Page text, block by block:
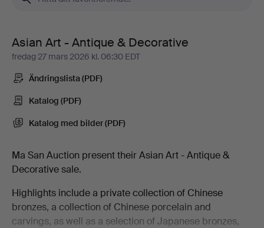
Asian
Art
Antique
Decorative
Asian Art - Antique & Decorative
fredag 27 mars 2026 kl. 06:30 EDT
Ändringslista (PDF)
Katalog (PDF)
Katalog med bilder (PDF)
Ma San Auction present their Asian Art - Antique &
Decorative sale.
Highlights include a private collection of Chinese
bronzes, a collection of Chinese porcelain and
carvings, as well as a selection of Japanese bronzes,